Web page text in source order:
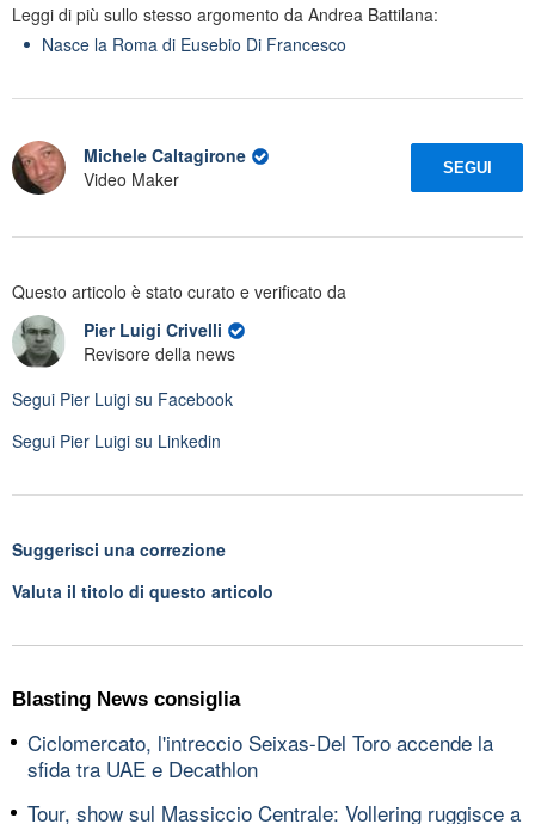
Leggi di più sullo stesso argomento da Andrea Battilana:
Nasce la Roma di Eusebio Di Francesco
Michele Caltagirone
Video Maker
SEGUI
Questo articolo è stato curato e verificato da
Pier Luigi Crivelli
Revisore della news
Segui Pier Luigi su Facebook
Segui Pier Luigi su Linkedin
Suggerisci una correzione
Valuta il titolo di questo articolo
Blasting News consiglia
Ciclomercato, l'intreccio Seixas-Del Toro accende la
sfida tra UAE e Decathlon
Tour, show sul Massiccio Centrale: Vollering ruggisce a